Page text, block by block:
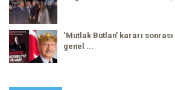
‘Mutlak Butlan’ kararı
genel ...